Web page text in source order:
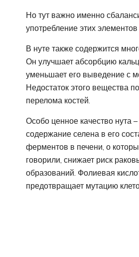
Но тут важно именно
употребление этих элементов
В нуте также содержится
Он улучшает абсорбцию
уменьшает его выведение с
Недостаток этого вещества
перелома костей.
Особо ценное качество нута
содержание селена в его
ферментов в печени, о
говорили, снижает риск
образований. Фолиевая
предотвращает мутацию